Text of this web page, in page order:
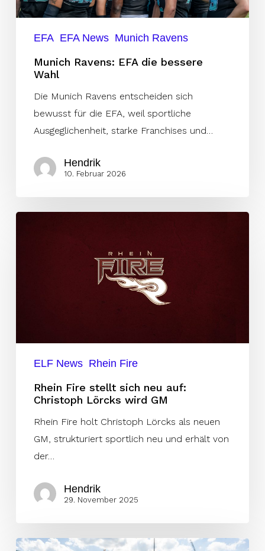
EFA EFA News Munich Ravens
Munich Ravens: EFA die bessere
Wahl
Die Munich Ravens entscheiden sich
bewusst für die EFA, weil sportliche
Ausgeglichenheit, starke Franchises und…
Hendrik
10. Februar 2026
ELF News Rhein Fire
Rhein Fire stellt sich neu auf:
Christoph Lörcks wird GM
Rhein Fire holt Christoph Lörcks als neuen
GM, strukturiert sportlich neu und erhält von
der…
Hendrik
29. November 2025
Shoop